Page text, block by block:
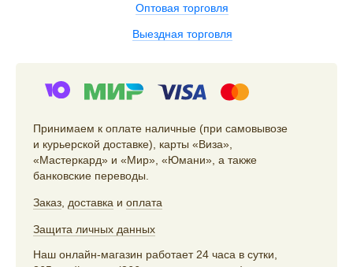
Оптовая торговля
Выездная торговля
Принимаем к оплате наличные (при самовывозе
и курьерской доставке), карты «Виза»,
«Мастеркард» и «Мир», «Юмани», а также
банковские переводы.
Заказ, доставка и оплата
Защита личных данных
Наш онлайн-магазин работает 24 часа в сутки,